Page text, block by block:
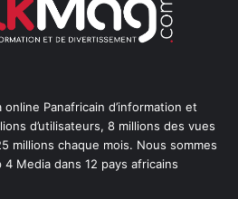
Panafricain d’information et
d’utilisateurs, 8 millions des vues
millions chaque mois. Nous sommes
Media dans 12 pays africains